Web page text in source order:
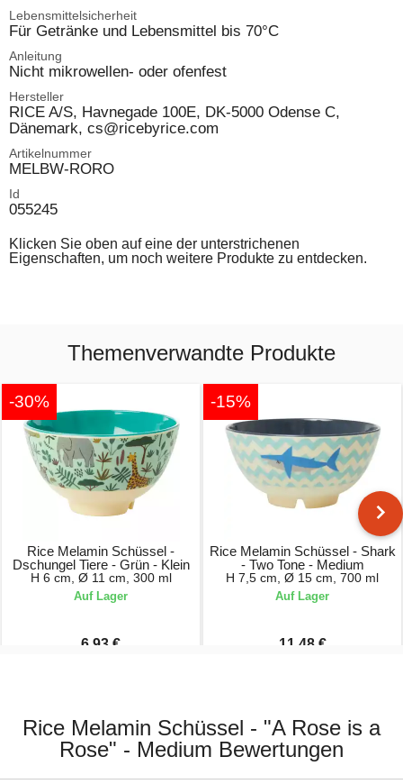
Lebensmittelsicherheit
Für Getränke und Lebensmittel bis 70°C
Anleitung
Nicht mikrowellen- oder ofenfest
Hersteller
RICE A/S, Havnegade 100E, DK-5000 Odense C,
Dänemark, cs@ricebyrice.com
Artikelnummer
MELBW-RORO
Id
055245
Klicken Sie oben auf eine der unterstrichenen
Eigenschaften, um noch weitere Produkte zu entdecken.
Themenverwandte Produkte
-30%
Rice Melamin Schüssel -
Dschungel Tiere - Grün - Klein
H 6 cm, Ø 11 cm, 300 ml
Auf Lager
6,93 €
-15%
Rice Melamin Schüssel - Shark
- Two Tone - Medium
H 7,5 cm, Ø 15 cm, 700 ml
Auf Lager
11,48 €
Rice Melamin Schüssel - "A Rose is a
Rose" - Medium Bewertungen